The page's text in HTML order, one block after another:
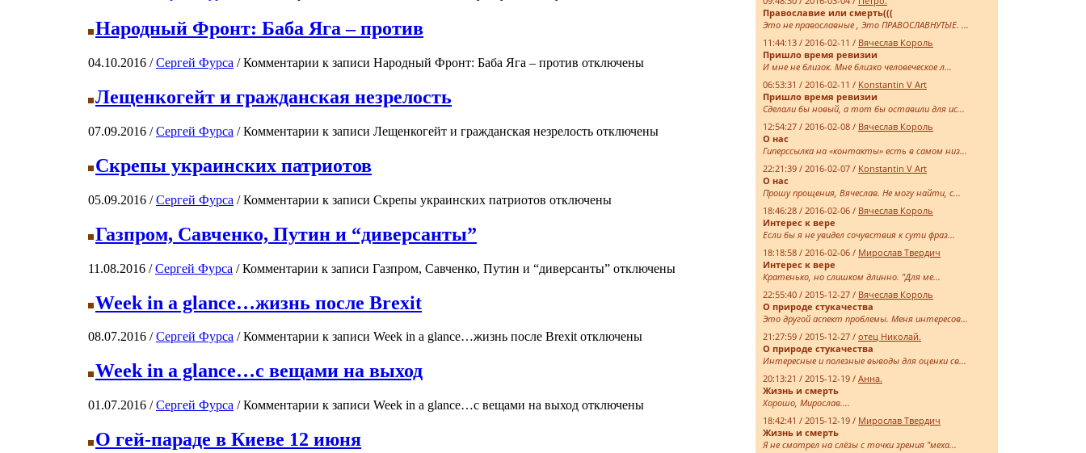
Народный Фронт: Баба Яга – против
04.10.2016 /Сергей Фурса /Комментарии к записи Народный Фронт: Баба Яга – против отключены
Лещенкогейт и гражданская незрелость
07.09.2016 /Сергей Фурса /Комментарии к записи Лещенкогейт и гражданская незрелость отключены
Скрепы украинских патриотов
05.09.2016 /Сергей Фурса /Комментарии к записи Скрепы украинских патриотов отключены
Газпром, Савченко, Путин и “диверсанты”
11.08.2016 /Сергей Фурса /Комментарии к записи Газпром, Савченко, Путин и “диверсанты” отключены
Week in a glance…жизнь после Brexit
08.07.2016 /Сергей Фурса /Комментарии к записи Week in a glance…жизнь после Brexitотключены
Week in a glance…с вещами на выход
01.07.2016 /Сергей Фурса /Комментарии к записи Week in a glance…с вещами на выход отключены
О гей-параде в Киеве 12 июня
Православие или смерть(((
Это не православные , Это ПРАВОСЛАВНУТЫЕ. ...
11:44:13 / 2016-02-11 / Вячеслав Король
Пришло время ревизии
И мне не близок. Мне близко человеческое л...
06:53:31 / 2016-02-11 / Konstantin V Art
Пришло время ревизии
Сделали бы новый, а тот бы оставили для ис...
12:54:27 / 2016-02-08 / Вячеслав Король
О нас
Гиперссылка на «контакты» есть в самом низ...
22:21:39 / 2016-02-07 / Konstantin V Art
О нас
Прошу прощения, Вячеслав. Не могу найти, с...
18:46:28 / 2016-02-06 / Вячеслав Король
Интерес к вере
Если бы я не увидел сочувствия к сути фраз...
18:18:58 / 2016-02-06 / Мирослав Твердич
Интерес к вере
Кратенько, но слишком длинно. "Для ме...
22:55:40 / 2015-12-27 / Вячеслав Король
О природе стукачества
Это другой аспект проблемы. Меня интересов...
21:27:59 / 2015-12-27 / отец Николай.
О природе стукачества
Интересные и полезные выводы для оценки св...
20:13:21 / 2015-12-19 / Анна.
Жизнь и смерть
Хорошо, Мирослав....
18:42:41 / 2015-12-19 / Мирослав Твердич
Жизнь и смерть
Я не смотрел на слёзы с точки зрения "меха...